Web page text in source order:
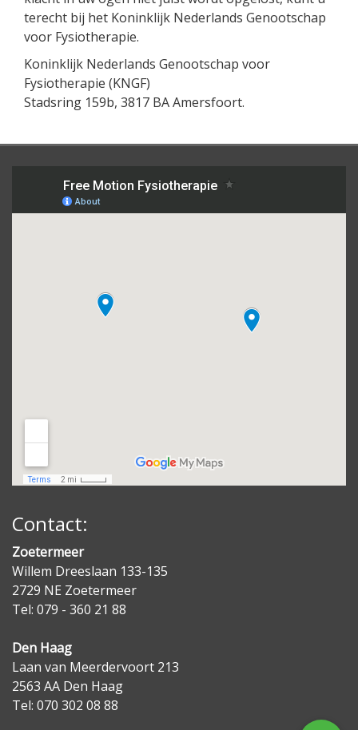
terecht bij het Koninklijk Nederlands Genootschap
voor Fysiotherapie.
Koninklijk Nederlands Genootschap voor
Fysiotherapie (KNGF)
Stadsring 159b, 3817 BA Amersfoort.
Contact:
Zoetermeer
Willem Dreeslaan 133-135
2729 NE Zoetermeer
Tel: 079 - 360 21 88
Den Haag
Laan van Meerdervoort 213
2563 AA Den Haag
Tel: 070 302 08 88